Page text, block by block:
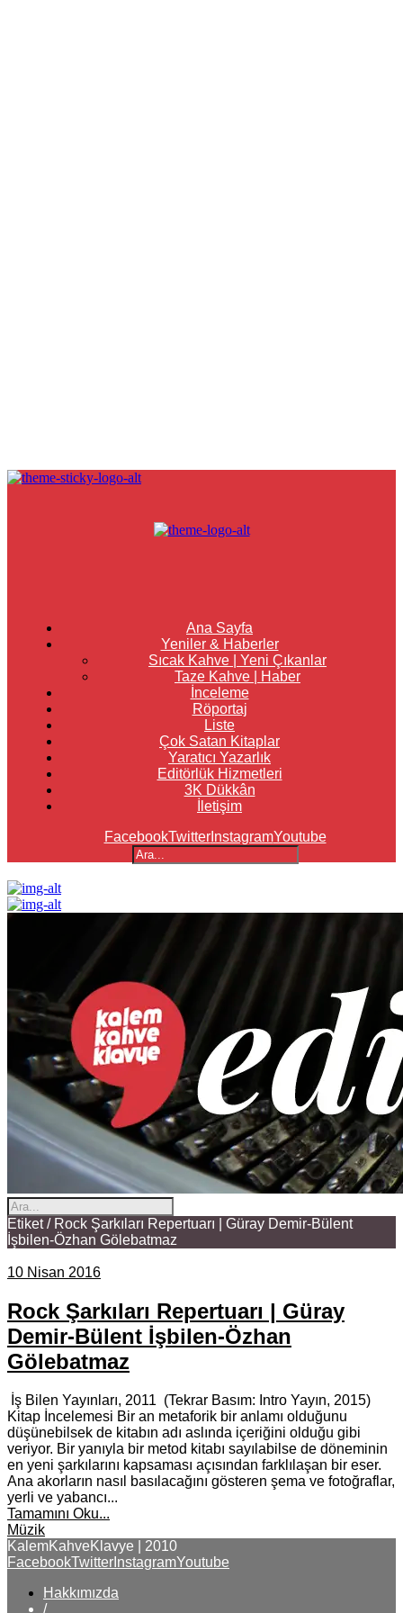
Ana Sayfa
Yeniler & Haberler
Sıcak Kahve | Yeni Çıkanlar
Taze Kahve | Haber
İnceleme
Röportaj
Liste
Çok Satan Kitaplar
Yaratıcı Yazarlık
Editörlük Hizmetleri
3K Dükkân
İletişim
FacebookTwitterInstagramYoutube
Etiket / Rock Şarkıları Repertuarı | Güray Demir-Bülent
İşbilen-Özhan Gölebatmaz
10 Nisan 2016
Rock Şarkıları Repertuarı | Güray
Demir-Bülent İşbilen-Özhan
Gölebatmaz
İş Bilen Yayınları, 2011 (Tekrar Basım: Intro Yayın, 2015)
Kitap İncelemesi Bir an metaforik bir anlamı olduğunu
düşünebilsek de kitabın adı aslında içeriğini olduğu gibi
veriyor. Bir yanıyla bir metod kitabı sayılabilse de döneminin
en yeni şarkılarını kapsaması açısından farklılaşan bir eser.
Ana akorların nasıl basılacağını gösteren şema ve fotoğraflar,
yerli ve yabancı...
Tamamını Oku...
Müzik
KalemKahveKlavye | 2010
FacebookTwitter InstagramYoutube
Hakkımızda
/